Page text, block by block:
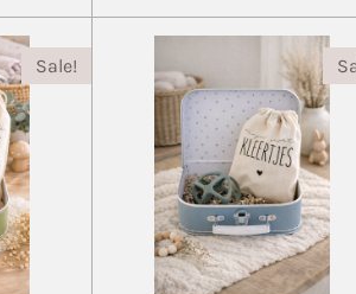
Sale!